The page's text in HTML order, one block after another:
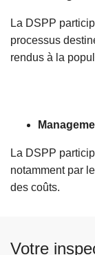
La DSPP
processus
rendus à la
La DSPP
notamment par
des coûts.
Votre